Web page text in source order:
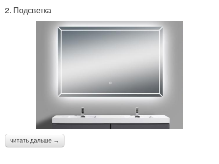
2. Подсветка
читать дальше →